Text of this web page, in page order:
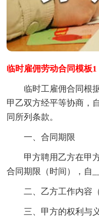
临时雇佣劳动合同模板1
临时工雇佣合同根据
甲乙双方经平等协商，
同所列条款。
一、合同期限
甲方聘用乙方在甲方
合同期限（时间），自
二、乙方工作内容（
三、甲方的权利与